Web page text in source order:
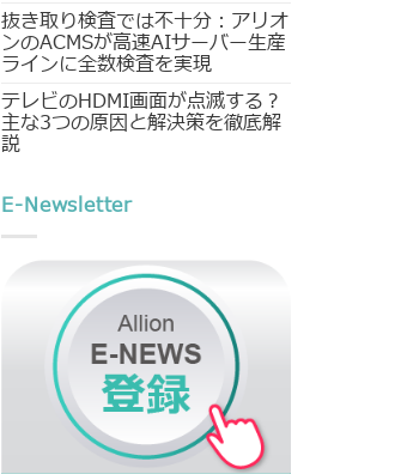
抜き取り検査では不十分：アリオ
ンのACMSが高速AIサーバー生産
ラインに全数検査を実現
テレビのHDMI画面が点滅する？
主な3つの原因と解決策を徹底解
説
E-Newsletter